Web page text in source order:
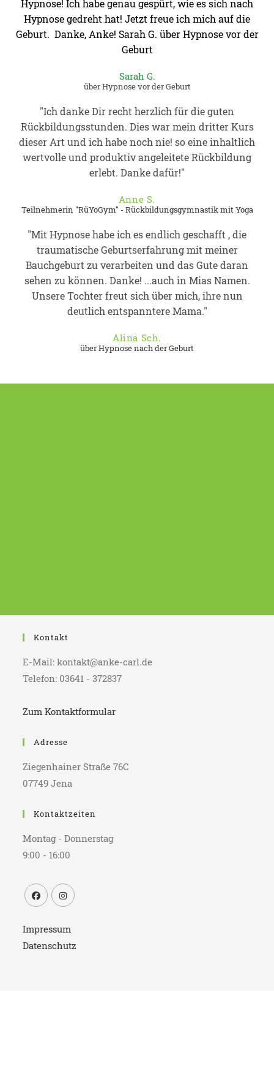
Hypnose! Ich habe genau gespürt, wie es sich nach
Hypnose gedreht hat! Jetzt freue ich mich auf die
Geburt. Danke, Anke! Sarah G. über Hypnose vor der
Geburt
Sarah G.
über Hypnose vor der Geburt
"Ich danke Dir recht herzlich für die guten
Rückbildungsstunden. Dies war mein dritter Kurs
dieser Art und ich habe noch nie! so eine inhaltlich
wertvolle und produktiv angeleitete Rückbildung
erlebt. Danke dafür!"
Anne S.
Teilnehmerin "RüYoGym" - Rückbildungsgymnastik mit Yoga
"Mit Hypnose habe ich es endlich geschafft , die
traumatische Geburtserfahrung mit meiner
Bauchgeburt zu verarbeiten und das Gute daran
sehen zu können. Danke! ...auch in Mias Namen.
Unsere Tochter freut sich über mich, ihre nun
deutlich entspanntere Mama."
Alina Sch.
über Hypnose nach der Geburt
Kontakt
E-Mail: kontakt@anke-carl.de
Telefon: 03641 - 372837
Zum Kontaktformular
Adresse
Ziegenhainer Straße 76C
07749 Jena
Kontaktzeiten
Montag - Donnerstag
9:00 - 16:00
Impressum
Datenschutz